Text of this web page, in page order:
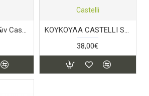
Καλύμματα Ποδιών Castelli Nano Flex 3G - Black
Castelli
ΚΟΥΚΟΥΛΑ CASTELLI SEAMLESS
38,00€